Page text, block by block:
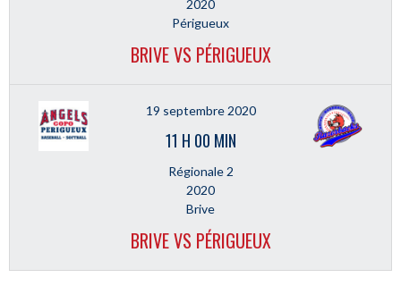
2020
Périgueux
BRIVE VS PÉRIGUEUX
19 septembre 2020
11 H 00 MIN
Régionale 2
2020
Brive
BRIVE VS PÉRIGUEUX